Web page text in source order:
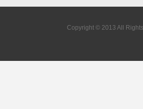
Copyright © 2013 All